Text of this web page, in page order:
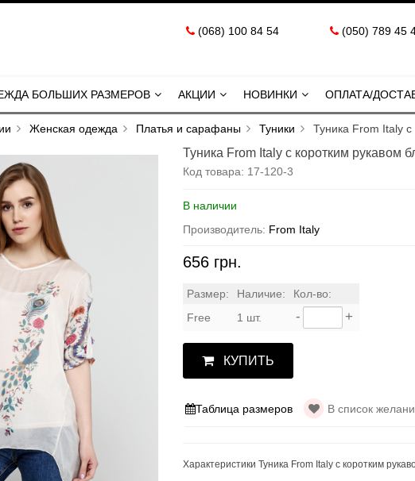
(068) 100 84 54 (050) 789 45
БОЛЬШИХ РАЗМЕРОВ АКЦИИ НОВИНКИ ОПЛАТА/
Женская одежда Платья и сарафаны Туники Туника From Italy
Туника From Italy с коротким рукавом
Код товара: 17-120-3
В наличии
Производитель: From Italy
656 грн.
Размер: Наличие:
Кол-во:
Free
1 шт. - +
КУПИТЬ
Таблица размеров В список
Характеристики Туника From Italy с коротким